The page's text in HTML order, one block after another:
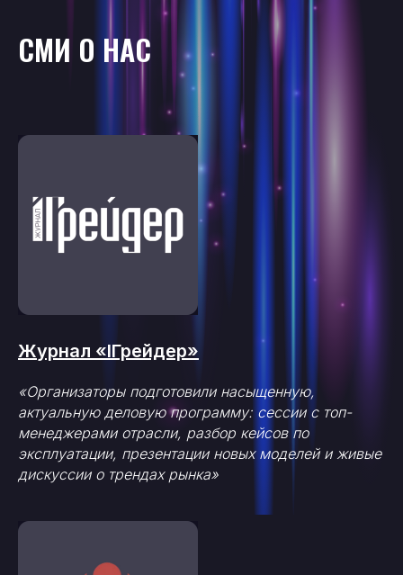
СМИ О НАС
Журнал «IГрейдер»
«Организаторы подготовили насыщенную,
актуальную деловую программу: сессии с топ-
менеджерами отрасли, разбор кейсов по
эксплуатации, презентации новых моделей и живые
дискуссии о трендах рынка»